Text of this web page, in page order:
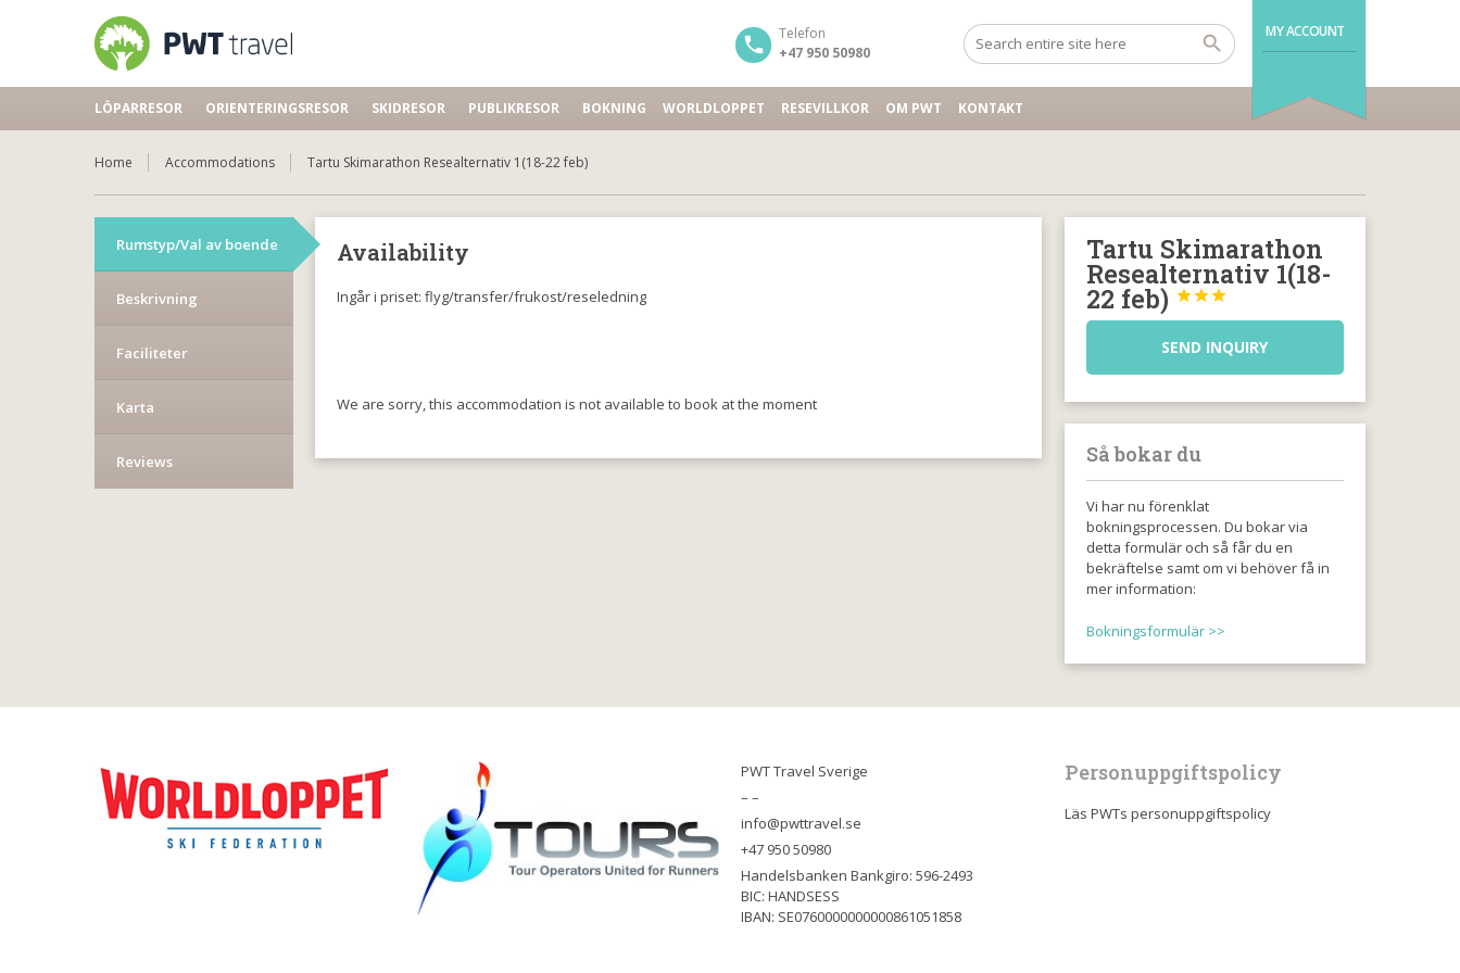
MY ACCOUNT
Telefon
+47 950 50980
LÖPARRESOR ORIENTERINGSRESOR SKIDRESOR PUBLIKRESOR BOKNING WORLDLOPPET RESEVILLKOR OM PWT KONTAKT
Home Accommodations Tartu Skimarathon Resealternativ 1(18-22 feb)
Rumstyp/Val av boende
Beskrivning
Faciliteter
Karta
Reviews
Availability
Ingår i priset: flyg/transfer/frukost/reseledning
We are sorry, this accommodation is not available to book at the moment
Tartu Skimarathon
Resealternativ 1(18-
22 feb) 


SEND INQUIRY
Så bokar du
Vi har nu förenklat
bokningsprocessen. Du bokar via
detta formulär och så får du en
bekräftelse samt om vi behöver få in
mer information:
Bokningsformulär >>
PWT Travel Sverige
– –
info@pwttravel.se
+47 950 50980
Handelsbanken Bankgiro: 596-2493
BIC: HANDSESS
IBAN: SE0760000000000861051858
Personuppgiftspolicy
Läs PWTs personuppgiftspolicy